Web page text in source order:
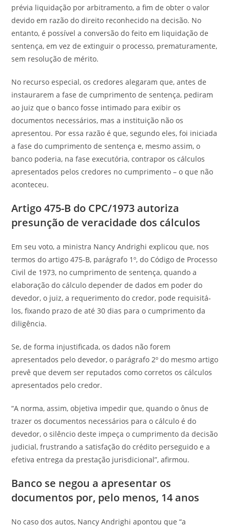
prévia liquidação por arbitramento, a fim de obter o valor
devido em razão do direito reconhecido na decisão. No
entanto, é possível a conversão do feito em liquidação de
sentença, em vez de extinguir o processo, prematuramente,
sem resolução de mérito.
No recurso especial, os credores alegaram que, antes de
instaurarem a fase de cumprimento de sentença, pediram
ao juiz que o banco fosse intimado para exibir os
documentos necessários, mas a instituição não os
apresentou. Por essa razão é que, segundo eles, foi iniciada
a fase do cumprimento de sentença e, mesmo assim, o
banco poderia, na fase executória, contrapor os cálculos
apresentados pelos credores no cumprimento – o que não
aconteceu.
Artigo 475-B do CPC/1973 autoriza
presunção de veracidade dos cálculos
Em seu voto, a ministra Nancy Andrighi explicou que, nos
termos do artigo 475-B, parágrafo 1º, do Código de Processo
Civil de 1973, no cumprimento de sentença, quando a
elaboração do cálculo depender de dados em poder do
devedor, o juiz, a requerimento do credor, pode requisitá-
los, fixando prazo de até 30 dias para o cumprimento da
diligência.
Se, de forma injustificada, os dados não forem
apresentados pelo devedor, o parágrafo 2º do mesmo artigo
prevê que devem ser reputados como corretos os cálculos
apresentados pelo credor.
“A norma, assim, objetiva impedir que, quando o ônus de
trazer os documentos necessários para o cálculo é do
devedor, o silêncio deste impeça o cumprimento da decisão
judicial, frustrando a satisfação do crédito perseguido e a
efetiva entrega da prestação jurisdicional”, afirmou.
Banco se negou a apresentar os
documentos por, pelo menos, 14 anos
No caso dos autos, Nancy Andrighi apontou que “a